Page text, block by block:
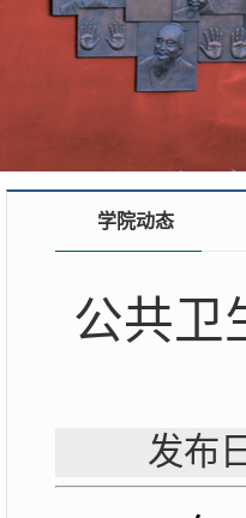
学院动态
公共卫
发布